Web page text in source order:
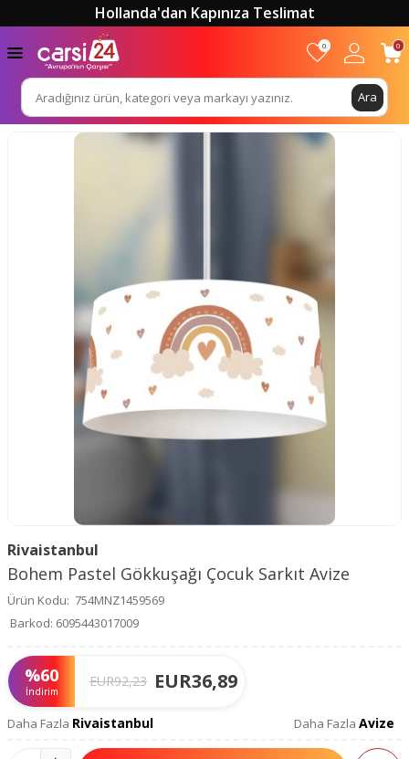
Hollanda'dan Kapınıza Teslimat
Ara
0 0
Rivaistanbul
Bohem Pastel Gökkuşağı Çocuk Sarkıt Avize
Ürün Kodu: 754MNZ1459569
Barkod: 6095443017009
%60
İndirim
EUR92,23 EUR36,89
Daha Fazla Rivaistanbul Daha Fazla Avize